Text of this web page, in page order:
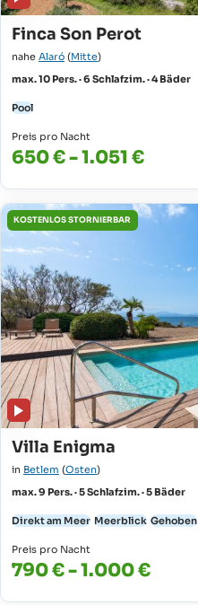
Finca Son Perot
nahe Alaró (Mitte)
max. 10 Pers. · 6 Schlafzim. · 4 Bäder
Pool
Preis pro Nacht
650 € - 1.051 €
KOSTENLOS STORNIERBAR
Villa Enigma
in Betlem (Osten)
max. 9 Pers. · 5 Schlafzim. · 5 Bäder
Direkt am Meer Meerblick Gehoben
Preis pro Nacht
790 € - 1.000 €